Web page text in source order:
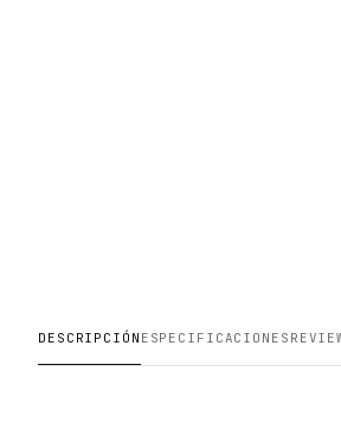
DESCRIPCIÓN ESPECIFICACIONES